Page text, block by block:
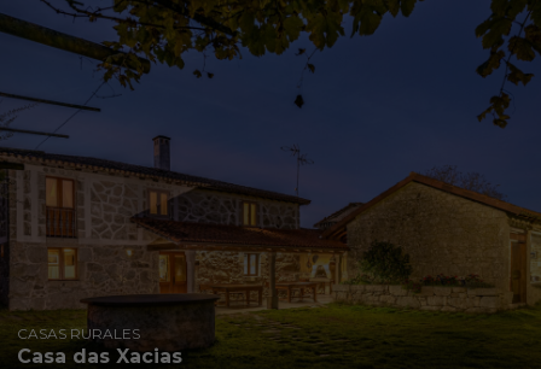
CASAS RURALES
Casa das Xacias